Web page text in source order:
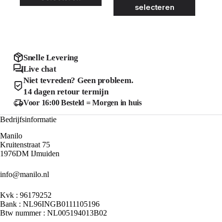
meerdere
variaties.
de
productpagina
was:
is:
selecteren
Snelle Levering
Live chat
Niet tevreden? Geen probleem.
14 dagen retour termijn
Voor 16:00 Besteld = Morgen in huis
Bedrijfsinformatie
Manilo
Kruitenstraat 75
1976DM IJmuiden
info@manilo.nl
Kvk : 96179252
Bank : NL96INGB0111105196
Btw nummer : NL005194013B02